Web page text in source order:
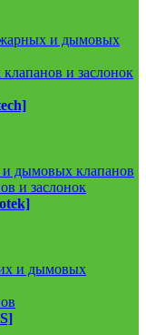
и дымовых
и заслонок
дымовых клапанов
и заслонок
и дымовых